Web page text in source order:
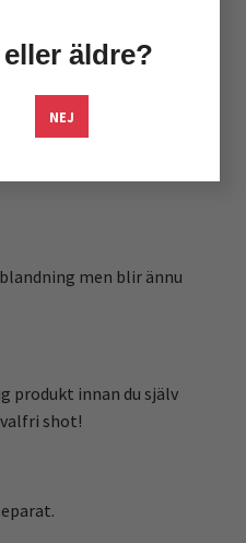
äldre?
NEJföljande:
men blir ännu
produkt innan du själv
shot!